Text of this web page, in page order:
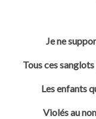
Je ne
Tous ces
Les enfants
Violés au